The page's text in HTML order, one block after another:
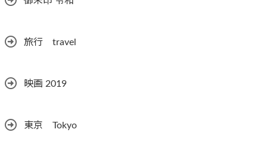
旅行 travel
映画 2019
東京 Tokyo